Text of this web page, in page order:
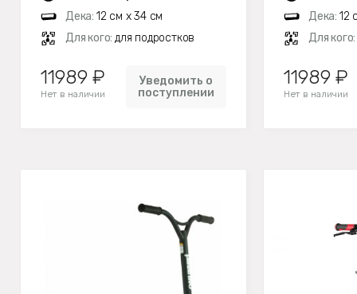
Дека: 12 см х 34 см
Для кого: для подростков
11989 ₽
Нет в наличии
Уведомить о
поступлении
Дека: 12
Для кого:
11989 ₽
Нет в наличии